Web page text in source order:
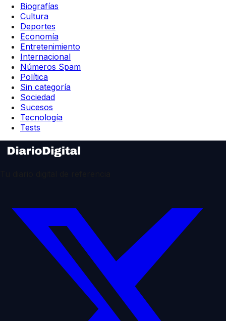
Biografías
Cultura
Deportes
Economía
Entretenimiento
Internacional
Números Spam
Política
Sin categoría
Sociedad
Sucesos
Tecnología
Tests